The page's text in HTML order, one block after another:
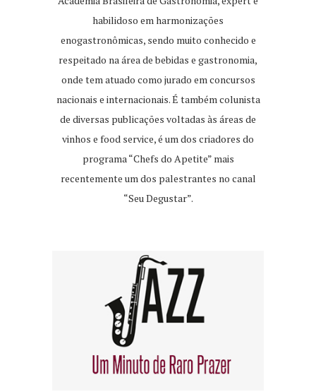
habilidoso em harmonizações
enogastronômicas, sendo muito conhecido e
respeitado na área de bebidas e gastronomia,
onde tem atuado como jurado em concursos
nacionais e internacionais. É também colunista
de diversas publicações voltadas às áreas de
vinhos e food service, é um dos criadores do
programa “Chefs do Apetite” mais
recentemente um dos palestrantes no canal
“Seu Degustar”.